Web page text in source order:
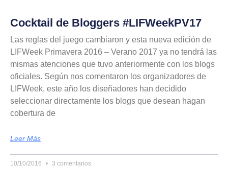
Cocktail de Bloggers #LIFWeekPV17
Las reglas del juego cambiaron y esta nueva edición de
LIFWeek Primavera 2016 – Verano 2017 ya no tendrá las
mismas atenciones que tuvo anteriormente con los blogs
oficiales. Según nos comentaron los organizadores de
LIFWeek, este año los diseñadores han decidido
seleccionar directamente los blogs que desean hagan
cobertura de
Leer Más
10/10/2016 3 comentarios